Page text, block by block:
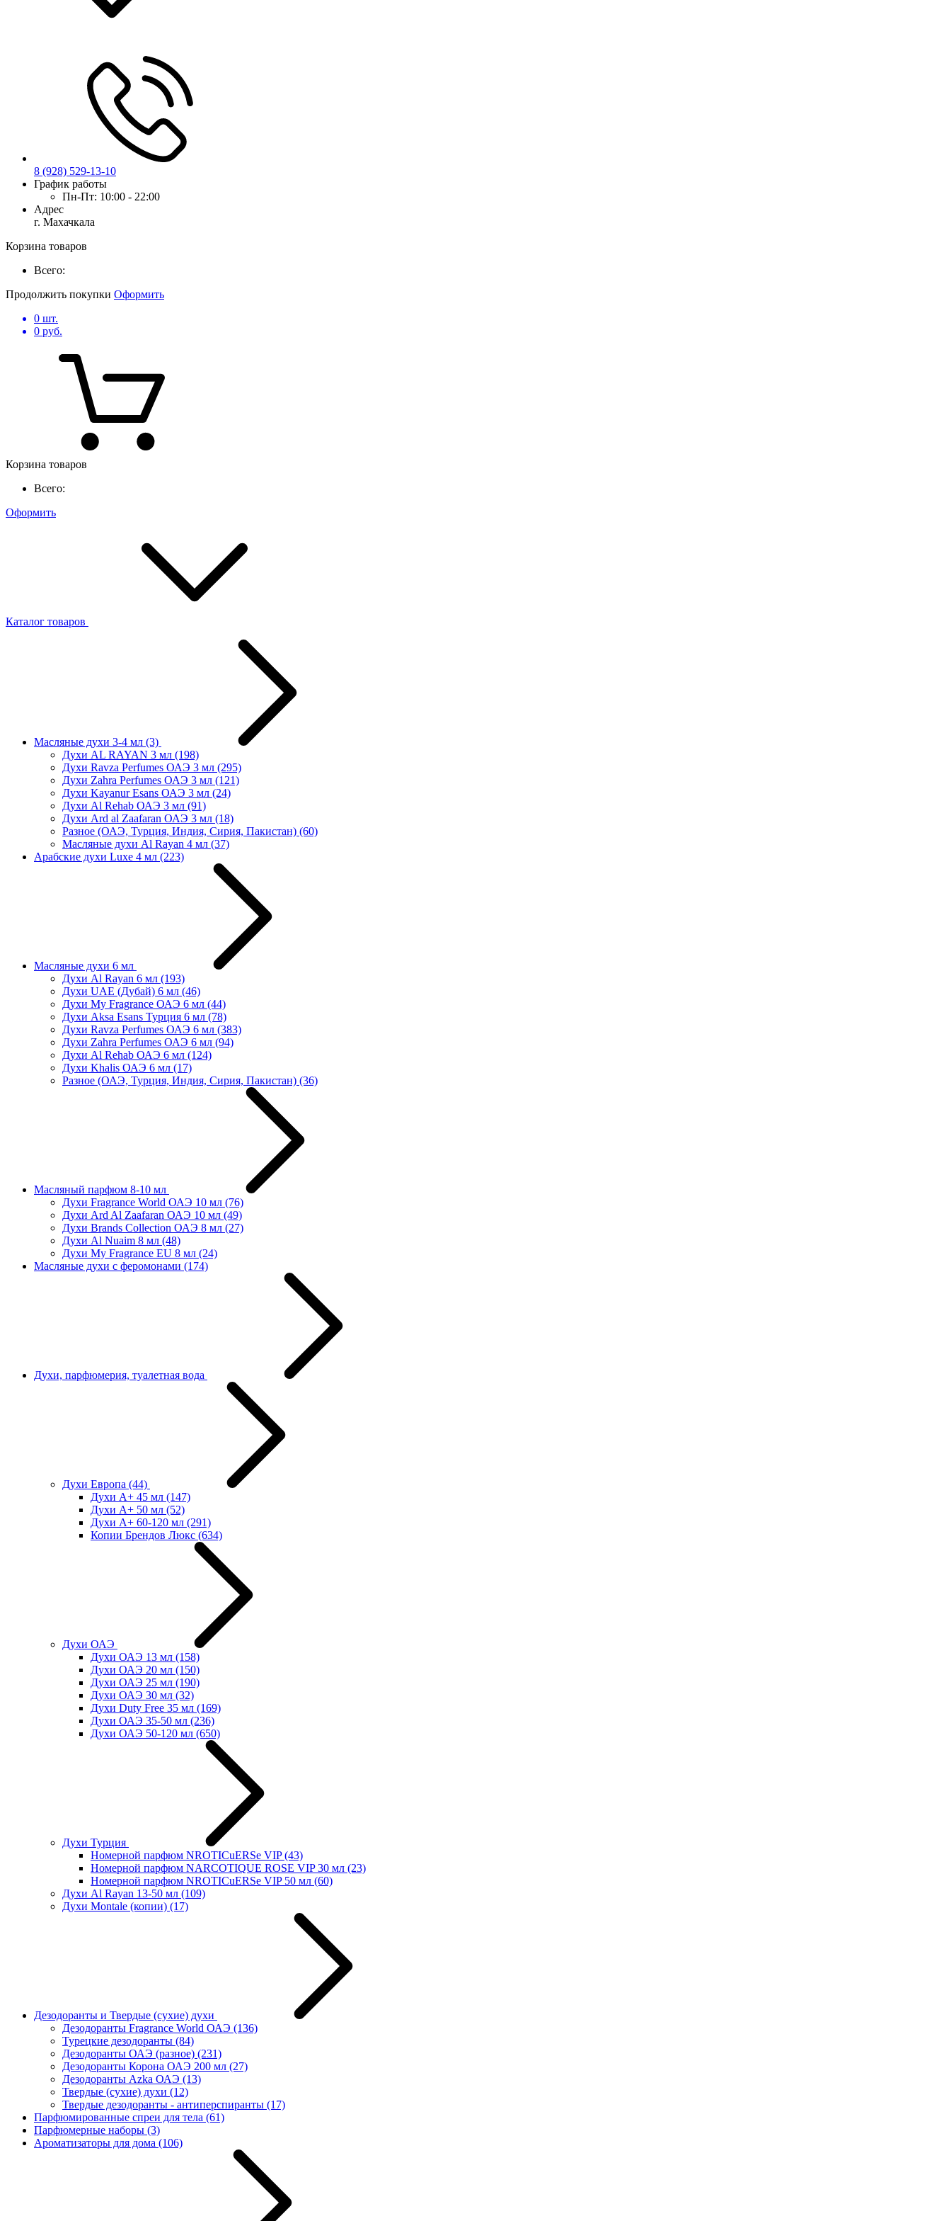
8 (928) 529-13-10
График работы
Пн-Пт: 10:00 - 22:00
Адрес
г. Махачкала
Корзина товаров
Всего:
Продолжить покупки Оформить
0 шт.
0 руб.
Корзина товаров
Всего:
Оформить
Каталог товаров
Масляные духи 3-4 мл (3)
Духи AL RAYAN 3 мл (198)
Духи Ravza Perfumes ОАЭ 3 мл (295)
Духи Zahra Perfumes ОАЭ 3 мл (121)
Духи Kayanur Esans ОАЭ 3 мл (24)
Духи Al Rehab ОАЭ 3 мл (91)
Духи Ard al Zaafaran ОАЭ 3 мл (18)
Разное (ОАЭ, Турция, Индия, Сирия, Пакистан) (60)
Масляные духи Al Rayan 4 мл (37)
Арабские духи Luxe 4 мл (223)
Масляные духи 6 мл
Духи Al Rayan 6 мл (193)
Духи UAE (Дубай) 6 мл (46)
Духи My Fragrance ОАЭ 6 мл (44)
Духи Aksa Esans Турция 6 мл (78)
Духи Ravza Perfumes ОАЭ 6 мл (383)
Духи Zahra Perfumes ОАЭ 6 мл (94)
Духи Al Rehab ОАЭ 6 мл (124)
Духи Khalis ОАЭ 6 мл (17)
Разное (ОАЭ, Турция, Индия, Сирия, Пакистан) (36)
Масляный парфюм 8-10 мл
Духи Fragrance World ОАЭ 10 мл (76)
Духи Ard Al Zaafaran ОАЭ 10 мл (49)
Духи Brands Collection ОАЭ 8 мл (27)
Духи Al Nuaim 8 мл (48)
Духи My Fragrance EU 8 мл (24)
Масляные духи с феромонами (174)
Духи, парфюмерия, туалетная вода
Духи Европа (44)
Духи А+ 45 мл (147)
Духи А+ 50 мл (52)
Духи А+ 60-120 мл (291)
Копии Брендов Люкс (634)
Духи ОАЭ
Духи ОАЭ 13 мл (158)
Духи ОАЭ 20 мл (150)
Духи ОАЭ 25 мл (190)
Духи ОАЭ 30 мл (32)
Духи Duty Free 35 мл (169)
Духи ОАЭ 35-50 мл (236)
Духи ОАЭ 50-120 мл (650)
Духи Турция
Номерной парфюм NROTICuERSe VIP(43)
Номерной парфюм NARCOTIQUE ROSE VIP 30 мл (23)
Номерной парфюм NROTICuERSe VIP 50 мл (60)
Духи Al Rayan 13-50 мл (109)
Духи Montale (копии) (17)
Дезодоранты и Твердые (сухие) духи
Дезодоранты Fragrance World ОАЭ (136)
Турецкие дезодоранты (84)
Дезодоранты ОАЭ (разное) (231)
Дезодоранты Корона ОАЭ 200 мл (27)
Дезодоранты Azka ОАЭ (13)
Твердые (сухие) духи (12)
Твердые дезодоранты - антиперспиранты (17)
Парфюмированные спреи для тела (61)
Парфюмерные наборы (3)
Ароматизаторы для дома (106)